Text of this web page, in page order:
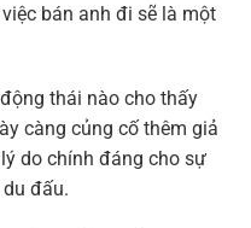
bán anh đi sẽ là một
thái nào cho thấy
càng củng cố thêm giả
do chính đáng cho sự
đấu.